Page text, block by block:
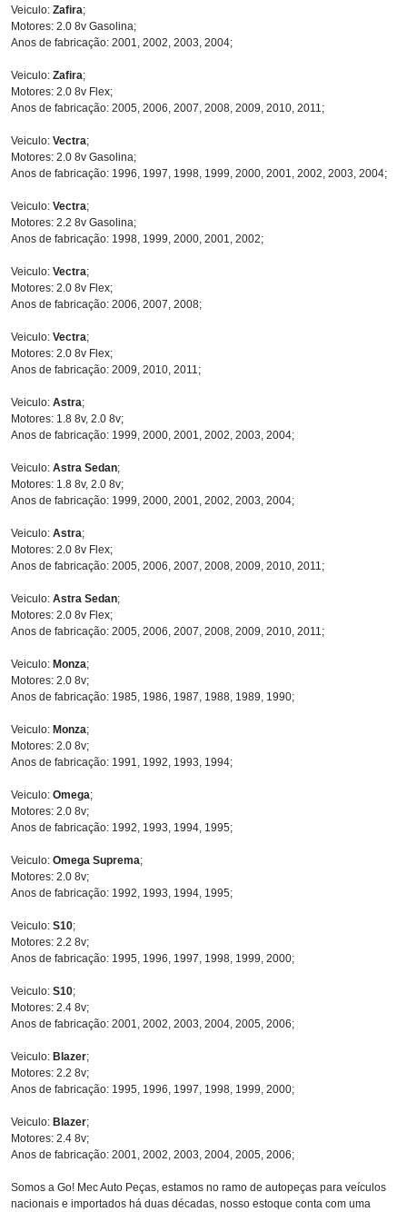
Veiculo: Zafira;
Motores: 2.0 8v Gasolina;
Anos de fabricação: 2001, 2002, 2003, 2004;
Veiculo: Zafira;
Motores: 2.0 8v Flex;
Anos de fabricação: 2005, 2006, 2007, 2008, 2009, 2010, 2011;
Veiculo: Vectra;
Motores: 2.0 8v Gasolina;
Anos de fabricação: 1996, 1997, 1998, 1999, 2000, 2001, 2002, 2003, 2004;
Veiculo: Vectra;
Motores: 2.2 8v Gasolina;
Anos de fabricação: 1998, 1999, 2000, 2001, 2002;
Veiculo: Vectra;
Motores: 2.0 8v Flex;
Anos de fabricação: 2006, 2007, 2008;
Veiculo: Vectra;
Motores: 2.0 8v Flex;
Anos de fabricação: 2009, 2010, 2011;
Veiculo: Astra;
Motores: 1.8 8v, 2.0 8v;
Anos de fabricação: 1999, 2000, 2001, 2002, 2003, 2004;
Veiculo: Astra Sedan;
Motores: 1.8 8v, 2.0 8v;
Anos de fabricação: 1999, 2000, 2001, 2002, 2003, 2004;
Veiculo: Astra;
Motores: 2.0 8v Flex;
Anos de fabricação: 2005, 2006, 2007, 2008, 2009, 2010, 2011;
Veiculo: Astra Sedan;
Motores: 2.0 8v Flex;
Anos de fabricação: 2005, 2006, 2007, 2008, 2009, 2010, 2011;
Veiculo: Monza;
Motores: 2.0 8v;
Anos de fabricação: 1985, 1986, 1987, 1988, 1989, 1990;
Veiculo: Monza;
Motores: 2.0 8v;
Anos de fabricação: 1991, 1992, 1993, 1994;
Veiculo: Omega;
Motores: 2.0 8v;
Anos de fabricação: 1992, 1993, 1994, 1995;
Veiculo: Omega Suprema;
Motores: 2.0 8v;
Anos de fabricação: 1992, 1993, 1994, 1995;
Veiculo: S10;
Motores: 2.2 8v;
Anos de fabricação: 1995, 1996, 1997, 1998, 1999, 2000;
Veiculo: S10;
Motores: 2.4 8v;
Anos de fabricação: 2001, 2002, 2003, 2004, 2005, 2006;
Veiculo: Blazer;
Motores: 2.2 8v;
Anos de fabricação: 1995, 1996, 1997, 1998, 1999, 2000;
Veiculo: Blazer;
Motores: 2.4 8v;
Anos de fabricação: 2001, 2002, 2003, 2004, 2005, 2006;
Somos a Go! Mec Auto Peças, estamos no ramo de autopeças para veículos
nacionais e importados há duas décadas, nosso estoque conta com uma